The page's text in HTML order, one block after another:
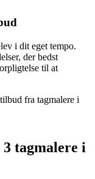
i dit eget tempo.
der bedst
til at
fra tagmalere i
tagmalere i